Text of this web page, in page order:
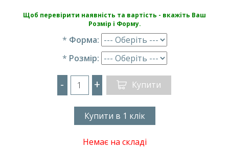
Щоб перевірити наявність та вартість - вкажіть Ваш
Розмір і Форму.
* Форма:
* Розмір:
- + Купити
Купити в 1 клік
Немає на складі